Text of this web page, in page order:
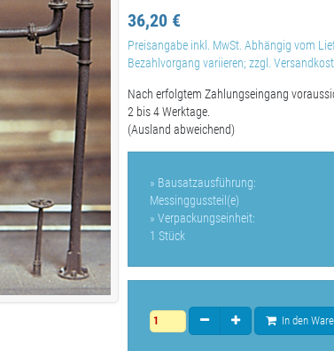
36,20 €
Preisangabe inkl. MwSt. Abhängig vom
Bezahlvorgang variieren; zzgl.
Nach erfolgtem Zahlungseingang
2 bis 4 Werktage.
(Ausland abweichend)
» Bausatzausführung:
Messinggussteil(e)
» Verpackungseinheit:
1 Stück
In den